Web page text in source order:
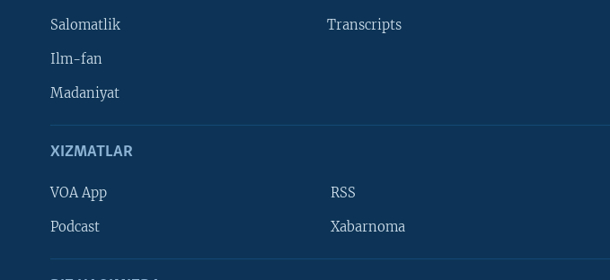
Salomatlik
Ilm-fan
Madaniyat
Transcripts
XIZMATLAR
VOA App
Podcast
RSS
Xabarnoma